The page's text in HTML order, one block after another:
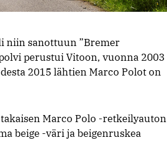
niin sanottuun ”Bremer
perustui Vitoon, vuonna 2003
2015 lähtien Marco Polot on
Marco Polo -retkeilyauton
beige -väri ja beigenruskea